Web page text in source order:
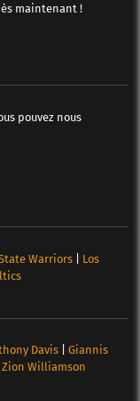
maintenant !
pouvez nous
Warriors| Los
Davis| Giannis
Zion Williamson